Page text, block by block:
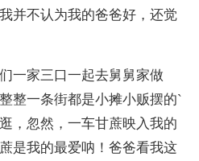
并不认为我的爸爸好，还觉
家三口一起去舅舅家做
整一条街都是小摊小贩摆的`
，忽然，一车甘蔗映入我的
是我的最爱呐！爸爸看我这